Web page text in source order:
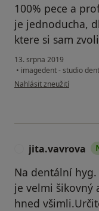
100% pece a
je jednoducha,
ktere si sam
13. srpna 2019
• imagedent - studio
podle názoru uživatele
Nahlásit zneužití
jita.vavrova
Na dentální
je velmi šikovný
hned